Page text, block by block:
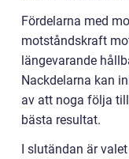
Fördelarna med
motståndskraft
längevarande
Nackdelarna kan
av att noga följa
bästa resultat.
I slutändan är